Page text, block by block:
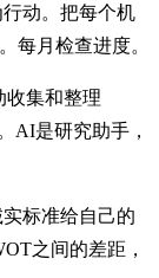
动。把每个机
每月检查进度。
收集和整理
AI是研究助手，
标准给自己的
之间的差距，